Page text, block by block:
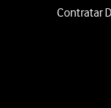
Contratar